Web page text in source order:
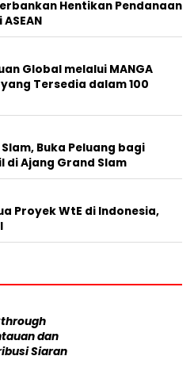
Hentikan Pendanaan
Global melalui MANGA
Tersedia dalam 100
Buka Peluang bagi
di Ajang Grand Slam
Proyek WtE di Indonesia,
dan
Siaran